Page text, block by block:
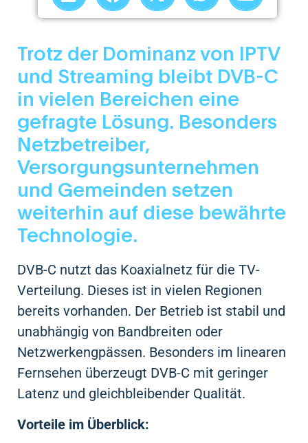
Trotz der Dominanz von IPTV
und Streaming bleibt DVB-C
in vielen Bereichen eine
gefragte Lösung. Besonders
Netzbetreiber,
Versorgungsunternehmen
und Gemeinden setzen
weiterhin auf diese bewährte
Technologie.
DVB-C nutzt das Koaxialnetz für die TV-
Verteilung. Dieses ist in vielen Regionen
bereits vorhanden. Der Betrieb ist stabil und
unabhängig von Bandbreiten oder
Netzwerkengpässen. Besonders im linearen
Fernsehen überzeugt DVB-C mit geringer
Latenz und gleichbleibender Qualität.
Vorteile im Überblick: